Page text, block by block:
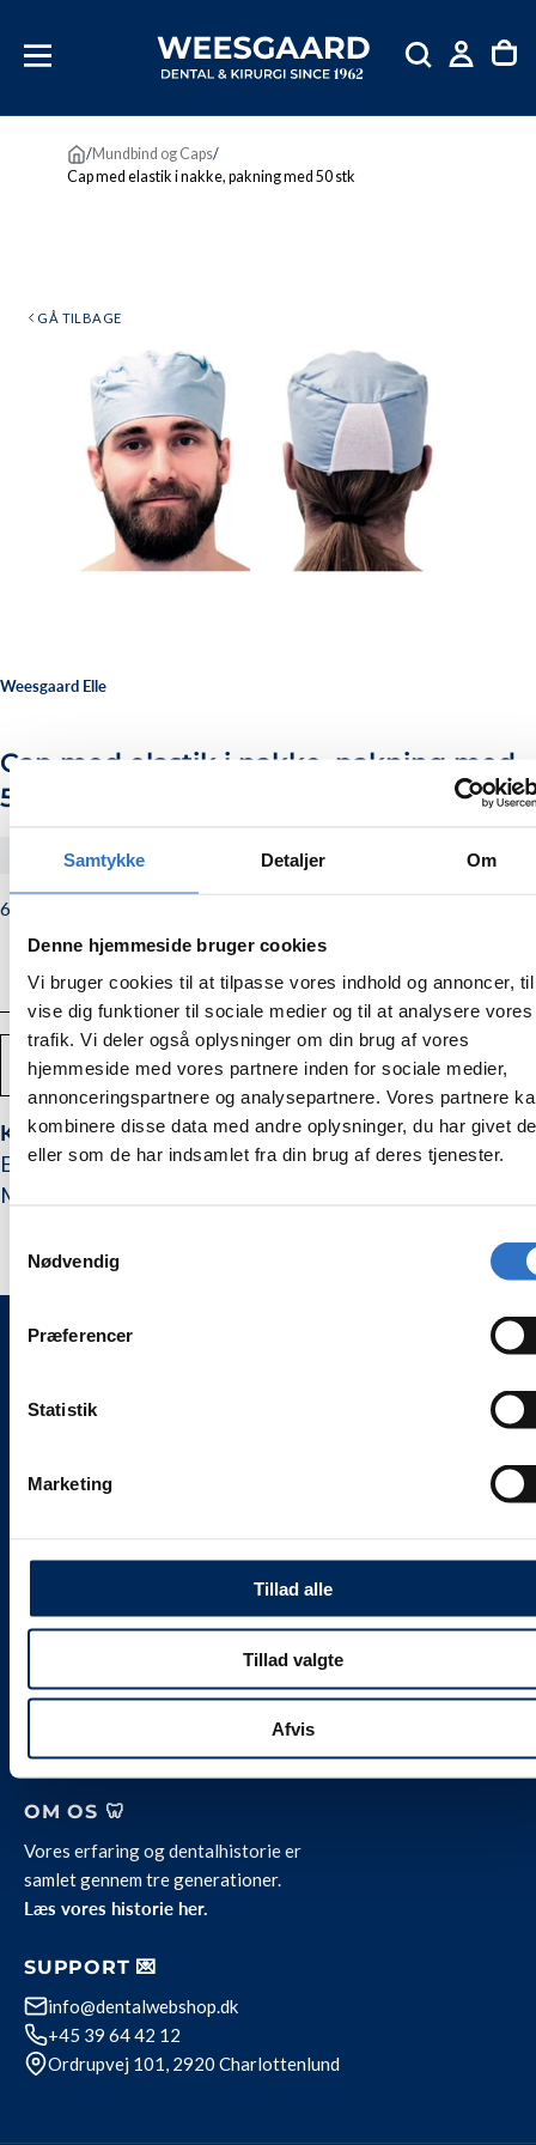
Samtykke Detaljer Om
Denne hjemmeside bruger cookies
Vi bruger cookies til at tilpasse vores indhold og annoncer,
vise dig funktioner til sociale medier og til at analysere vores
trafik. Vi deler også oplysninger om din brug af vores
hjemmeside med vores partnere inden for sociale medier,
annonceringspartnere og analysepartnere. Vores partnere
kombinere disse data med andre oplysninger, du har givet
eller som de har indsamlet fra din brug af deres tjenester.
Nødvendig
Præferencer
Statistik
Marketing
Tillad alle
Tillad valgte
Afvis
INDHOLD
/Mundbind og Caps/
Cap med elastik i nakke, pakning med 50 stk
GÅ TILBAGE
Weesgaard Elle
Cap med elastik i nakke, pakning med
50 stk
#270502
698,00
Normalpris
698,00 kr.
Antal
Mindsk
mængden
af
Cap
med
elastik
50
stk
Forstør
mængden
af
Cap
med
elastik
stk
TILFØJ TIL KURV
Klinik og kirurgi hue med elastikstykke i nakken.
Ekstra komfortabel, vandafvisende.
Made in Italy.
🦷 weesgaarddental.dk
💎 weesgaardpremium.dk
Levering og servicevilkår
Job hos Weesgaard
Privatlivspolitik
OM OS 🦷
Vores erfaring og dentalhistorie er
samlet gennem tre generationer.
Læs vores historie her.
SUPPORT 💌
info@dentalwebshop.dk
+45 39 64 42 12
Ordrupvej 101, 2920 Charlottenlund